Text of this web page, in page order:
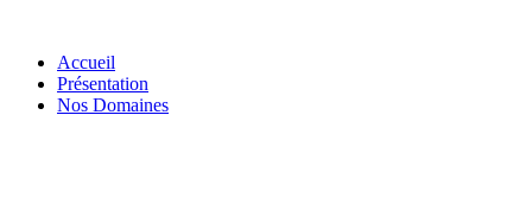
Accueil
Présentation
Nos Domaines